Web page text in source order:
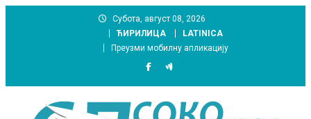
Субота, август 08, 2026
ЋИРИЛИЦА
LATINICA
Преузми мобилну апликацију